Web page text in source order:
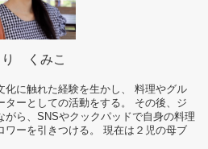
り くみこ
化に触れた経験を生かし、 料理やグル
ターとしての活動をする。 その後、ジ
がら、SNSやクックパッドで自身の料理
ワーを引きつける。 現在は２児の母ブ